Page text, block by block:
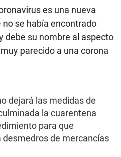
es una nueva
se había encontrado
debe su nombre al aspecto
parecido a una corona
dejará las medidas de
la cuarentena
para que
de mercancías